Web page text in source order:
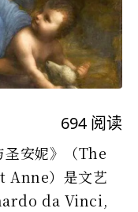
694 阅读
圣安妮》（The
）是文艺
da Vinci,